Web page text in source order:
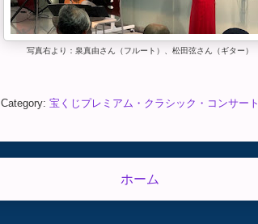
写真右より：泉真由さん（フルート）、松田弦さん（ギター）
Category: 宝くじプレミアム・クラシック・コンサート
ホーム